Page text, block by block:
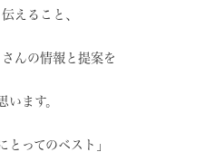
えること、
んの情報と提案を
います。
とってのベスト」